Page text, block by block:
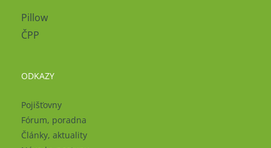
Pillow
ČPP
ODKAZY
Pojišťovny
Fórum, poradna
Články, aktuality